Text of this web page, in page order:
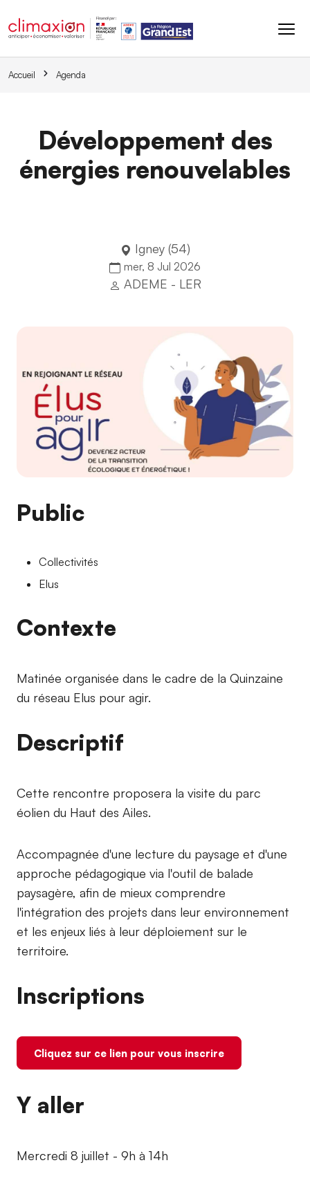
Accueil Agenda
Développement des
énergies renouvelables
Igney (54)
mer, 8 Jul 2026
ADEME - LER
Public
Collectivités
Elus
Contexte
Matinée organisée dans le cadre de la Quinzaine
du réseau Elus pour agir.
Descriptif
Cette rencontre proposera la visite du parc
éolien du Haut des Ailes.
Accompagnée d'une lecture du paysage et d'une
approche pédagogique via l'outil de balade
paysagère, afin de mieux comprendre
l'intégration des projets dans leur environnement
et les enjeux liés à leur déploiement sur le
territoire.
Inscriptions
Cliquez sur ce lien pour vous inscrire
Y aller
Mercredi 8 juillet - 9h à 14h